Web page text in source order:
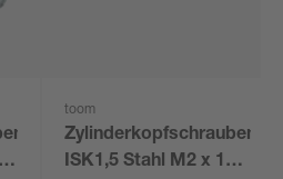
toom
Zylinderkopfschrauben
ISK1,5 Stahl M2 x 10